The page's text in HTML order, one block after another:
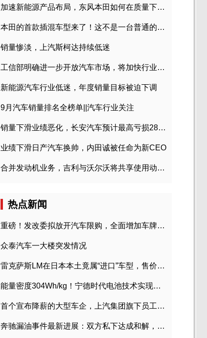
加速新能源产品布局，东风本田如何在质量下转型？
本田的首款插混车型来了！这不是一台普通的CR-V
销量惨淡，上汽斯柯达持续低迷
工信部明确进一步开放汽车市场，将加快行业兼并重组
新能源汽车行业低迷，年度销量目标被迫下调
9月汽车销量排名全榜单||汽车行业关注
销量下滑业绩恶化，长安汽车预计最高亏损28亿元
业绩下滑日产汽车换帅，内田诚被任命为新CEO
合并发动机业务，吉利与沃尔沃将共享使用动力总成
热点新闻
重磅！发改委拟放开汽车限购，全面增加车牌指标
众泰汽车一大楼突发情况
雷克萨斯LM在日本本土竟属“进口”车型，售价2580万日元
能量密度304Wh/kg！宁德时代电池技术实现突破
首个宣布降薪的大型车企，上汽集团旗下员工降薪文件曝光
奔驰漏油事件最新进展：双方私下达成和解，工商已介入调查